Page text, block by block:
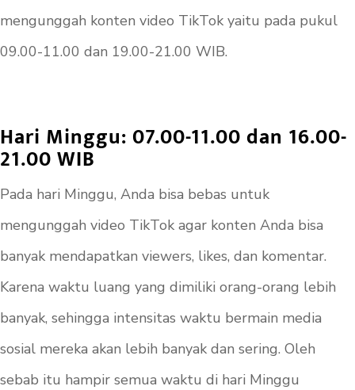
mengunggah konten video TikTok yaitu pada pukul
09.00-11.00 dan 19.00-21.00 WIB.
Hari Minggu: 07.00-11.00 dan 16.00-
21.00 WIB
Pada hari Minggu, Anda bisa bebas untuk
mengunggah video TikTok agar konten Anda bisa
banyak mendapatkan viewers, likes, dan komentar.
Karena waktu luang yang dimiliki orang-orang lebih
banyak, sehingga intensitas waktu bermain media
sosial mereka akan lebih banyak dan sering. Oleh
sebab itu hampir semua waktu di hari Minggu